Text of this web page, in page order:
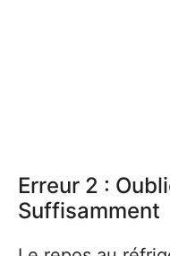
Erreur 2 :
Suffisamment